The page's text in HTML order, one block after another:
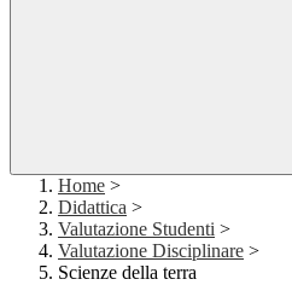
Home >
Didattica >
Valutazione Studenti >
Valutazione Disciplinare >
Scienze della terra